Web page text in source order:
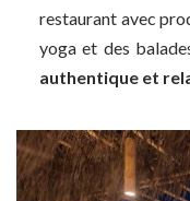
restaurant avec
yoga et des
authentique et